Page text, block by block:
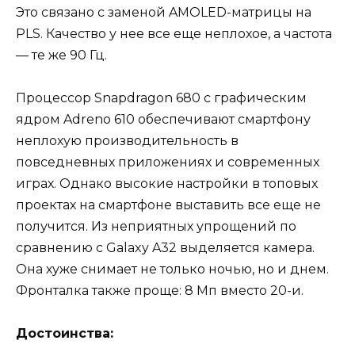
Это связано с заменой AMOLED-матрицы на
PLS. Качество у нее все еще неплохое, а частота
— те же 90 Гц.
Процессор Snapdragon 680 с графическим
ядром Adreno 610 обеспечивают смартфону
неплохую производительность в
повседневных приложениях и современных
играх. Однако высокие настройки в топовых
проектах на смартфоне выставить все еще не
получится. Из неприятных упрощений по
сравнению с Galaxy A32 выделяется камера.
Она хуже снимает не только ночью, но и днем.
Фронталка также проще: 8 Мп вместо 20-и.
Достоинства: